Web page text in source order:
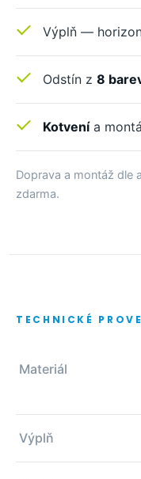
Výplň —
Odstín z 8
Kotvenía
Doprava a montáž dle
zdarma.
TECHNICKÉ
Materiál
Výplň